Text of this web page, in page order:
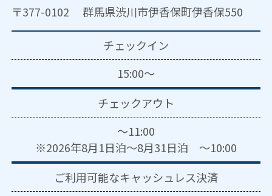
〒377-0102 群馬県渋川市伊香保町伊香保550
チェックイン
15:00～
チェックアウト
～11:00
※2026年8月1日泊～8月31日泊 ～10:00
ご利用可能なキャッシュレス決済